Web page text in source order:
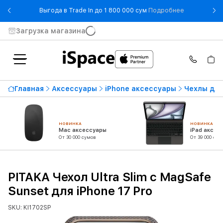
Выгода в Trade In до 1 800 000 сум Подробнее- Выгода в
Загрузка магазина
Главная Аксессуары iPhone аксессуары Чехлы
НОВИНКА
Mac аксессуары
От 30 000 сумов
НОВИНКА
iPad
От 39 000
PITAKA Чехол Ultra Slim с MagSafe
Sunset для iPhone 17 Pro
SKU: KI1702SP